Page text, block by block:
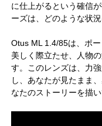
に仕上がるという確信
ーズは、どのような状
Otus ML 1.4/85は、ポ
美しく際立たせ、人物
す。このレンズは、力
し、あなたが見たまま
なたのストーリーを描い